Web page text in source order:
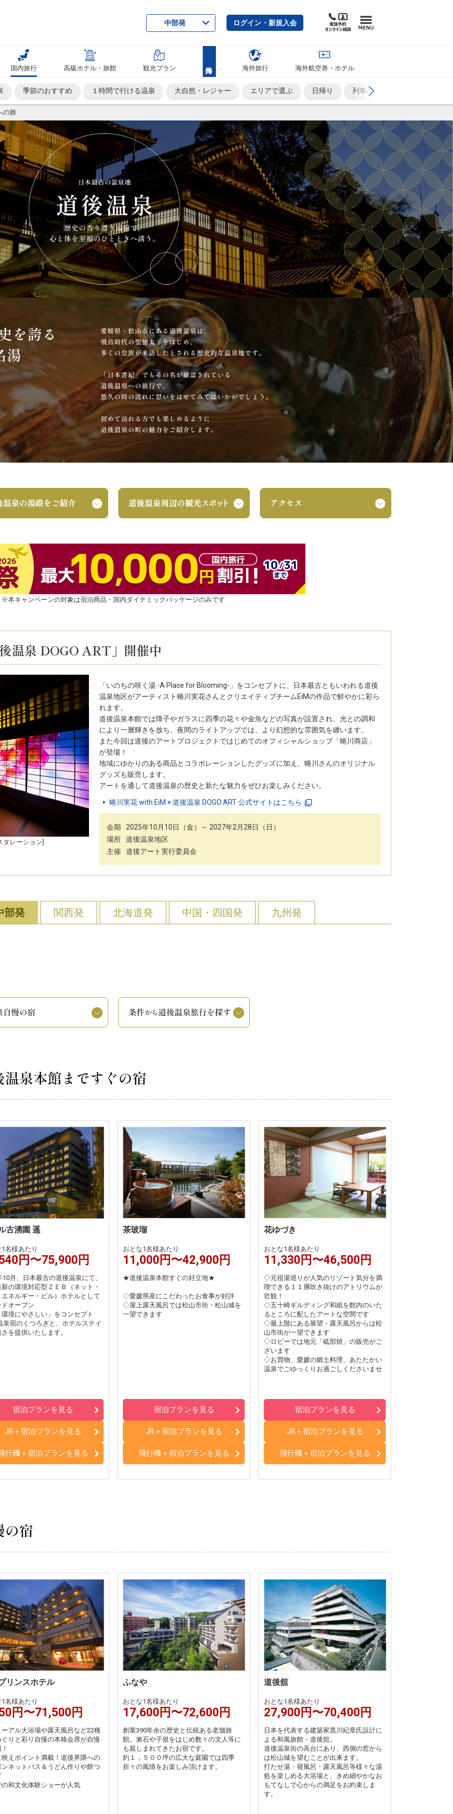
中部発 ログイン・新規入会
国内旅行 高級ホテル・旅館 観光プラン 海外旅行 海外航空券・ホテル
季節のおすすめ １時間で行ける温泉 大自然・レジャー エリアで選ぶ 日帰り 列車の旅
の旅
※本キャンペーンの対象は宿泊商品・国内ダイナミックパッケージのみです
泉 DOGO ART」開催中
レーション]
「いのちの咲く湯 -A Place for Blooming-」をコンセプトに、日本最古ともいわれる道後
温泉地区がアーティスト蜷川実花さんとクリエイティブチームEiMの作品で鮮やかに彩ら
れます。
道後温泉本館では障子やガラスに四季の花々や金魚などの写真が設置され、光との調和
により一層輝きを放ち、夜間のライトアップでは、より幻想的な雰囲気を纏います。
また今回は道後のアートプロジェクトではじめてのオフィシャルショップ「蜷川商店」
が登場！
地域にゆかりのある商品とコラボレーションしたグッズに加え、蜷川さんのオリジナル
グッズも販売します。
アートを通して道後温泉の歴史と新たな魅力をぜひお楽しみください。
蜷川実花 with EiM × 道後温泉 DOGO ART 公式サイトはこちら
会期
2025年10月10日（金）～ 2027年2月28日（日）
場所
道後温泉地区
主催
道後アート実行委員会
部発 関西発 北海道発 中国・四国発 九州発
古湧園 遥
名様あたり
円〜75,900円
10月、日本最古の道後温泉にて、
の環境対応型ＺＥＢ（ネット・
ネルギー・ビル）ホテルとして
オープン
境にやさしい」をコンセプト
泉宿のくつろぎと、ホテルステイ
を提供いたします。
宿泊プランを見る
JR＋宿泊プランを見る
行機＋宿泊プランを見る
茶玻瑠
おとな1名様あたり
11,000円〜42,900円
★道後温泉本館すぐの好立地★
◇愛媛県産にこだわったお食事が好評
◇屋上露天風呂では松山市街・松山城を
一望できます
宿泊プランを見る
JR＋宿泊プランを見る
飛行機＋宿泊プランを見る
花ゆづき
おとな1名様あたり
11,330円〜46,500円
◇元祖湯巡りが人気のリゾート気分を満
喫できる１１層吹き抜けのアトリウムが
壮観！
◇五十崎ギルディング和紙を館内のいた
るところに配したアートな空間です
◇最上階にある展望・露天風呂からは松
山市街が一望できます
◇ロビーでは地元「砥部焼」の販売がご
ざいます
◇お買物、愛媛の郷土料理、あたたかい
温泉でごゆっくりお過ごしくださいませ
宿泊プランを見る
JR＋宿泊プランを見る
飛行機＋宿泊プランを見る
リンスホテル
名様あたり
円〜71,500円
アル大浴場や露天風呂など22種
りと彩り自慢の本格会席が自慢
映えポイント満載！道後界隈への
ネットバス＆うどん作りや餅つ
の和文化体験ショーが人気
ふなや
おとな1名様あたり
17,600円〜72,600円
創業390年余の歴史と伝統ある老舗旅
館。漱石や子規をはじめ数々の文人等に
も親しまれてきたお宿です。
約１，５００坪の広大な庭園では四季
折々の風情をお楽しみ頂けます。
道後舘
おとな1名様あたり
27,900円〜70,400円
日本を代表する建築家黒川紀章氏設計に
よる和風旅館・道後舘。
道後温泉街の高台にあり、西側の窓から
は松山城を望むことが出来ます。
打たせ湯・寝風呂・露天風呂等様々な湯
処を楽しめる大浴場と、きめ細やかなお
もてなしで心からの満足をお約束しま
す。